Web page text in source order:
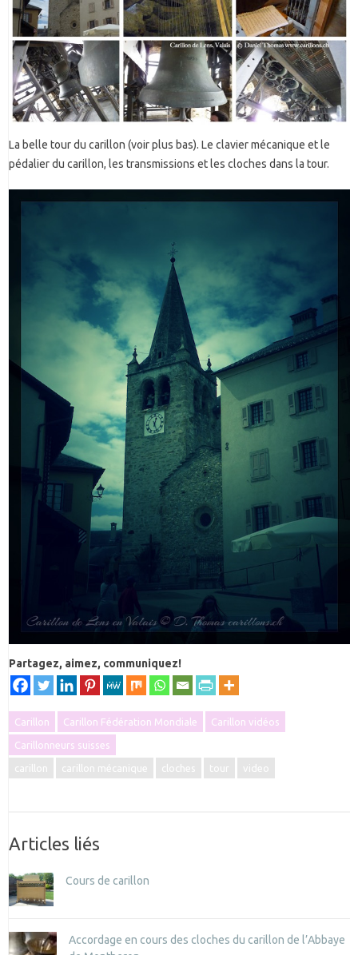
La belle tour du carillon (voir plus bas). Le clavier mécanique et le
pédalier du carillon, les transmissions et les cloches dans la tour.
Partagez, aimez, communiquez!
Carillon Carillon Fédération Mondiale Carillon vidéos
Carillonneurs suisses
carillon carillon mécanique cloches tour video
Articles liés
Cours de carillon
Accordage en cours des cloches du carillon de l’Abbaye